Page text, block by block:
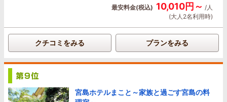
最安料金(税込) 10,010円～ /人
(大人2名利用時)
クチコミをみる プランをみる
宮島ホテルまこと～家族と過ごす宮島の料